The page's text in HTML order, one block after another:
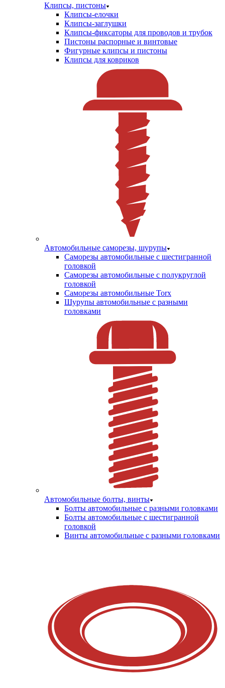
Клипсы, пистоны
Клипсы-елочки
Клипсы-заглушки
Клипсы-фиксаторы для проводов и трубок
Пистоны распорные и винтовые
Фигурные клипсы и пистоны
Клипсы для ковриков
Автомобильные саморезы, шурупы
Саморезы автомобильные с шестигранной
головкой
Саморезы автомобильные с полукруглой
головкой
Саморезы автомобильные Torx
Шурупы автомобильные с разными
головками
Автомобильные болты, винты
Болты автомобильные с разными головками
Болты автомобильные с шестигранной
головкой
Винты автомобильные с разными головками